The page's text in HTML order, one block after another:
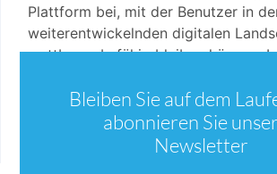
Plattform bei, mit der Benutzer in
weiterentwickelnden digitalen
wettbewerbsfähig bleiben können.
Webentwicklung, der es
Unternehmen ermöglicht, eine
Online-Präsenz aufzubauen und zu
Bleiben Sie auf dem
abonnieren Sie
Newsletter